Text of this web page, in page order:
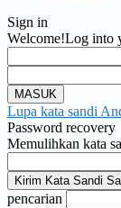
Sign in
Welcome!Log into
Lupa kata sandi
Password recovery
Memulihkan kata
pencarian